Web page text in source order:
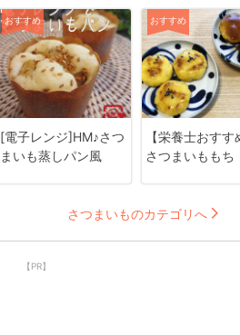
おすすめ
[電子レンジ]HM♪さつ
まいも蒸しパン風
おすすめ
【栄養士おすす
さつまいももち
さつまいものカテゴリへ
【PR】